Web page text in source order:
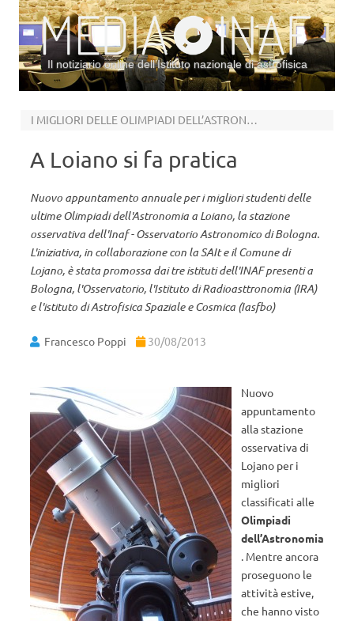
Il notiziario online dell’Istituto nazionale di astrofisica
I MIGLIORI DELLE OLIMPIADI DELL’ASTRONOMIA
A Loiano si fa pratica
Nuovo appuntamento annuale per i migliori studenti delle
ultime Olimpiadi dell'Astronomia a Loiano, la stazione
osservativa dell'Inaf - Osservatorio Astronomico di Bologna.
L'iniziativa, in collaborazione con la SAIt e il Comune di
Lojano, è stata promossa dai tre istituti dell'INAF presenti a
Bologna, l'Osservatorio, l'Istituto di Radioasttronomia (IRA)
e l'istituto di Astrofisica Spaziale e Cosmica (Iasfbo)
Francesco Poppi 30/08/2013
Nuovo
appuntamento
alla stazione
osservativa di
Lojano per i
migliori
classificati alle
Olimpiadi
dell’Astronomia
. Mentre ancora
proseguono le
attività estive,
che hanno visto